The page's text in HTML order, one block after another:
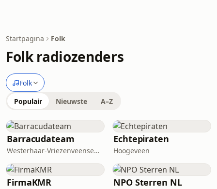
Startpagina Folk
Folk radiozenders
Folk
Populair Nieuwste A–Z
Barracudateam
Westerhaar-Vriezenveensewijk
Echtepiraten
Hoogeveen
FirmaKMR NPO Sterren NL